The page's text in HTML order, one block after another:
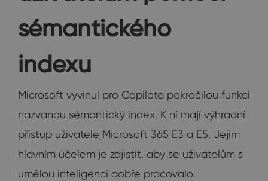
sémantického
indexu
Microsoft vyvinul pro Copilota pokročilou funkci
nazvanou sémantický index. K ní mají výhradní
přístup uživatelé Microsoft 365 E3 a E5. Jejím
hlavním účelem je zajistit, aby se uživatelům s
umělou inteligencí dobře pracovalo.